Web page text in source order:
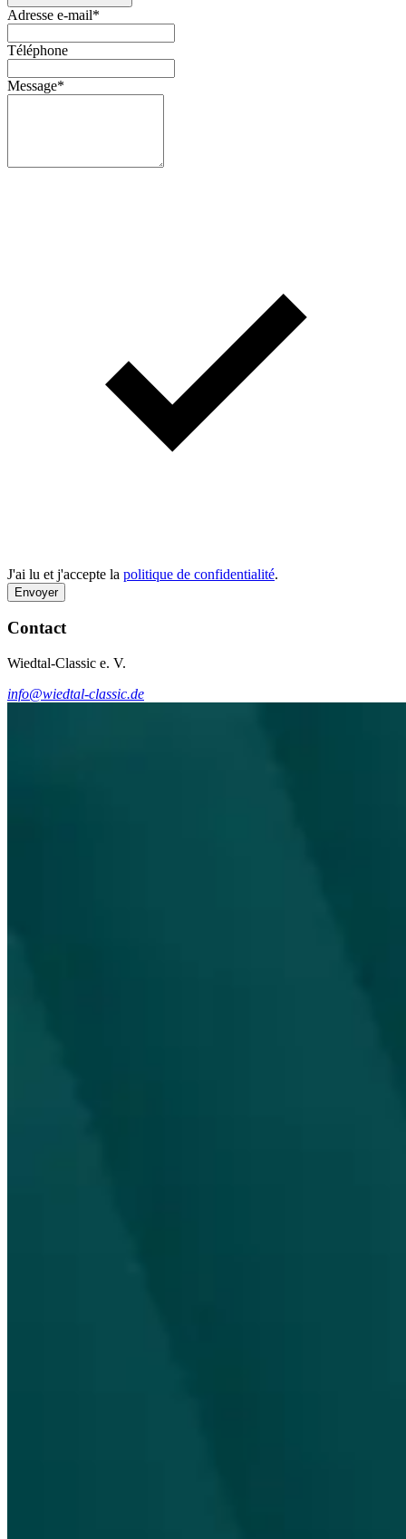
Adresse e-mail*
Téléphone
Message*
J'ai lu et j'accepte la politique de confidentialité.
Envoyer
Contact
Wiedtal-Classic e. V.
info@wiedtal-classic.de